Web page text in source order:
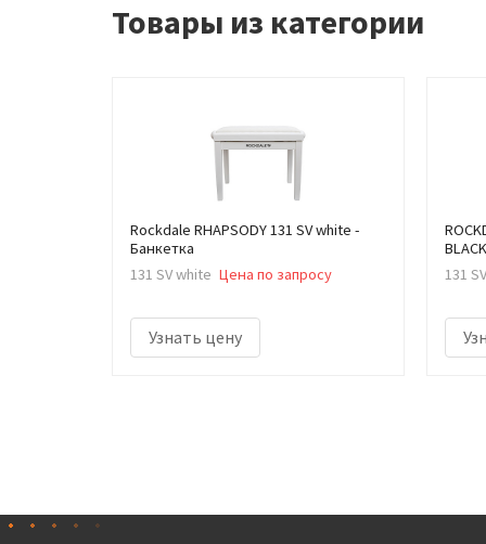
Товары из категории
Rockdale RHAPSODY 131 SV white -
Банкетка
131 SV white Цена по запросу
Узнать цену
131